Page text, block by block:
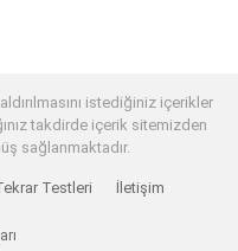
istediğiniz içerikler
takdirde içerik sitemizden
sağlanmaktadır.
Testleri İletişim